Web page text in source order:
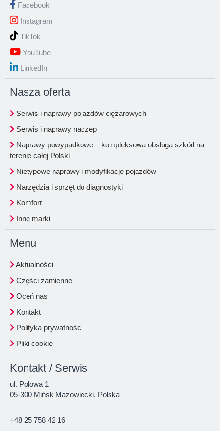
Facebook
Instagram
TikTok
YouTube
LinkedIn
Nasza oferta
Serwis i naprawy pojazdów ciężarowych
Serwis i naprawy naczep
Naprawy powypadkowe – kompleksowa obsługa szkód na
terenie całej Polski
Nietypowe naprawy i modyfikacje pojazdów
Narzędzia i sprzęt do diagnostyki
Komfort
Inne marki
Menu
Aktualności
Części zamienne
Oceń nas
Kontakt
Polityka prywatności
Pliki cookie
Kontakt / Serwis
ul. Polowa 1
05-300 Mińsk Mazowiecki, Polska
+48 25 758 42 16